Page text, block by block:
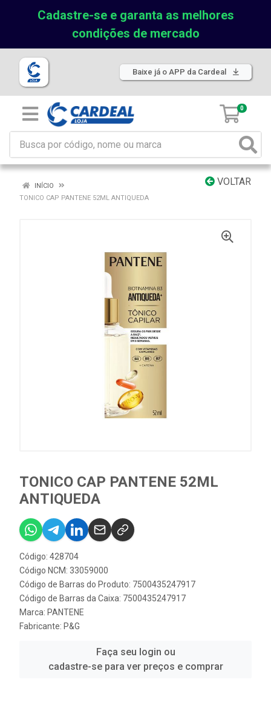
Cadastre-se e garanta as melhores
condições de mercado
Baixe já o APP da Cardeal
0
VOLTAR
INÍCIO
TONICO CAP PANTENE 52ML ANTIQUEDA
TONICO CAP PANTENE 52ML
ANTIQUEDA
Código: 428704
Código NCM: 33059000
Código de Barras do Produto: 7500435247917
Código de Barras da Caixa: 7500435247917
Marca: PANTENE
Fabricante: P&G
Faça seu login ou
cadastre-se para ver preços e comprar